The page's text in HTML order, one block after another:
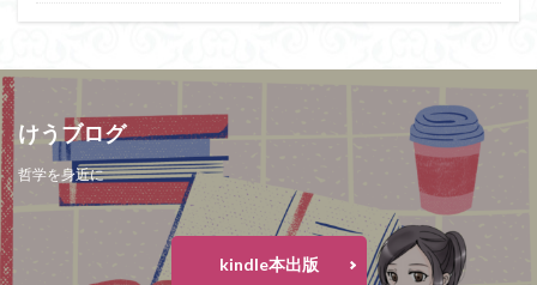
けうブログ
哲学を身近に
kindle本出版